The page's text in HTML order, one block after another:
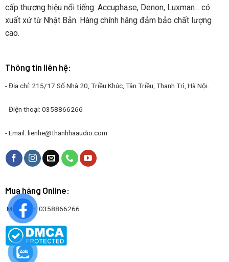
cấp thương hiệu nổi tiếng: Accuphase, Denon, Luxman... có
xuất xứ từ Nhật Bản. Hàng chính hãng đảm bảo chất lượng
cao.
Thông tin liên hệ:
- Địa chỉ: 215/17 Số Nhà 20, Triều Khúc, Tân Triều, Thanh Trì, Hà Nội.
- Điện thoại: 0358866266
- Email: lienhe@thanhhaaudio.com
Mua hàng Online:
Mr. Thanh: 0358866266